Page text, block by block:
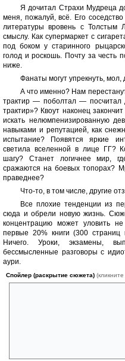
Я дочитал Страхи Мудреца
меня, пожалуй, всё. Его
литературы вровень с Толстым
смыслу. Как супермаркет с
под боком у старинного
голод и роскошь. Почту за честь
ниже.
Фанаты могут упрекнуть,
А что именно? Нам
трактир — поболтал —
трактир»? Квоут наконец
искать нелюмпенизированную
навыками и репутацией, как
испытание? Появятся яркие
светила вселенной в лице ГГ?
шагу? Станет логичнее мир,
сражаются на боевых топорах?
праведнее?
Что-то, в том числе, другие
Все плохие тенденции из
сюда и обрели новую жизнь.
концентрацию может уловить
первые 20% книги (300 страниц
Ничего. Уроки, экзамены,
бессмысленные разговоры с
аури.
Спойлер (раскрытие сюжета)